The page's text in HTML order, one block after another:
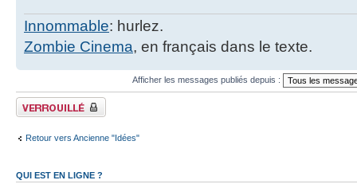
Innommable: hurlez.
Zombie Cinema, en français dans le texte.
Afficher les messages publiés depuis :
Fil verrouillé
Retour vers Ancienne "Idées"
QUI EST EN LIGNE ?